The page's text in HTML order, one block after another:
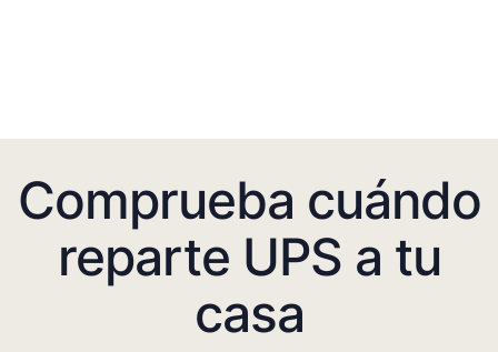
Comprueba cuándo
reparte UPS a tu
casa